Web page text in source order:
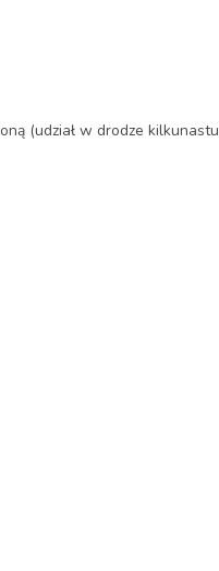
(udział w drodze kilkunastu